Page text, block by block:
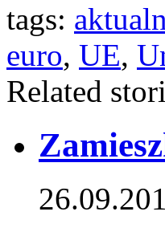
tags:
euro, UE,
Related